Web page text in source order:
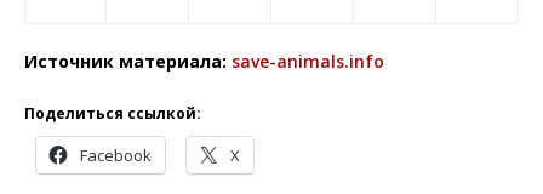
Источник материала: save-animals.info
Поделиться ссылкой:
Facebook X